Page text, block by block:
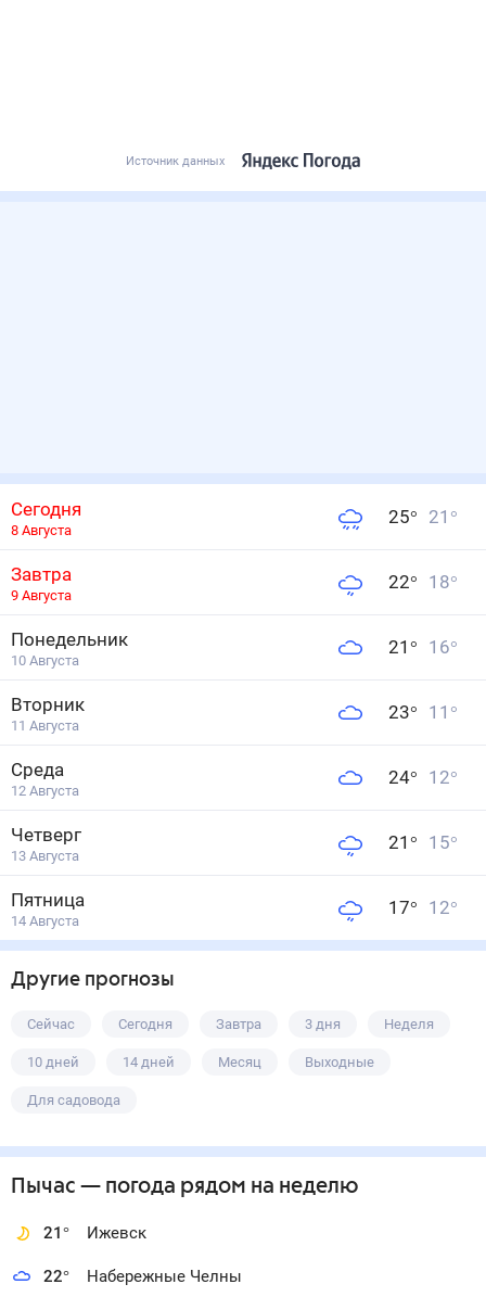
Источник данных
Сегодня
8 Августа
25° 21 °
Завтра
9 Августа
22° 18°
Понедельник
10 Августа
21 ° 16°
Вторник
11 Августа
23° 11 °
Среда
12 Августа
24° 12°
Четверг
13 Августа
21 ° 15°
Пятница
14 Августа
17° 12°
Другие прогнозы
Сейчас Сегодня Завтра 3 дня Неделя
10 дней 14 дней Месяц Выходные
Для садовода
Пычас — погода рядом на неделю
21° Ижевск
22° Набережные Челны